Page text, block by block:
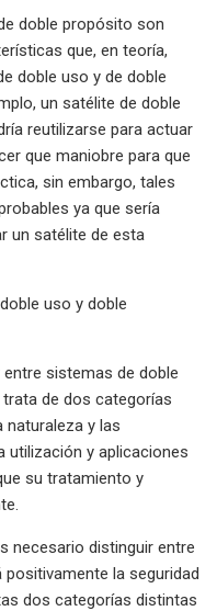
doble propósito son
que, en teoría,
doble uso y de doble
un satélite de doble
reutilizarse para actuar
que maniobre para que
sin embargo, tales
ya que sería
un satélite de esta
uso y doble
sistemas de doble
de dos categorías
naturaleza y las
utilización y aplicaciones
su tratamiento y
necesario distinguir entre
la seguridad
dos categorías distintas